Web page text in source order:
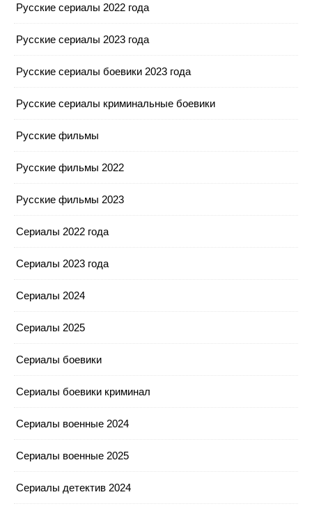
Русские сериалы 2022 года
Русские сериалы 2023 года
Русские сериалы боевики 2023 года
Русские сериалы криминальные боевики
Русские фильмы
Русские фильмы 2022
Русские фильмы 2023
Сериалы 2022 года
Сериалы 2023 года
Сериалы 2024
Сериалы 2025
Сериалы боевики
Сериалы боевики криминал
Сериалы военные 2024
Сериалы военные 2025
Сериалы детектив 2024